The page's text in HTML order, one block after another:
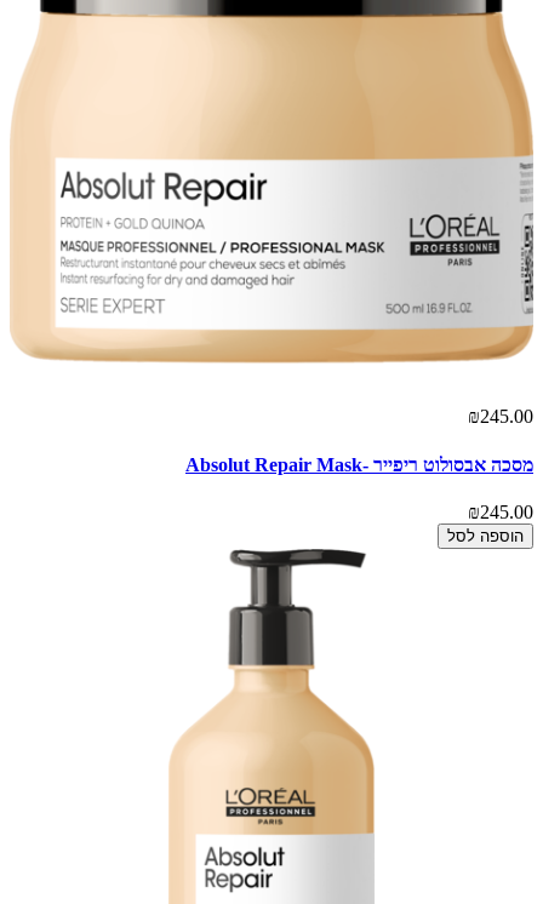
₪245.00
מסכה אבסולוט ריפייר -Absolut Repair Mask
₪245.00
הוספה לסל